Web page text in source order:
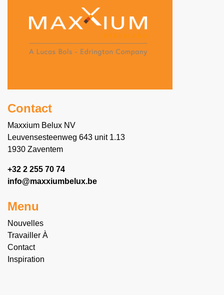
Contact
Maxxium Belux NV
Leuvensesteenweg 643 unit 1.13
1930 Zaventem
+32 2 255 70 74
info@maxxiumbelux.be
Menu
Nouvelles
Travailler À
Contact
Inspiration